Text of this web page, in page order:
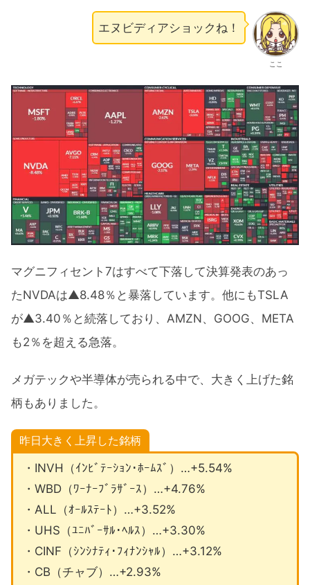
ここ
エヌビディアショックね！
マグニフィセント7はすべて下落して決算発表のあっ
たNVDAは▲8.48％と暴落しています。他にもTSLA
が▲3.40％と続落しており、AMZN、GOOG、META
も2％を超える急落。
メガテックや半導体が売られる中で、大きく上げた銘
柄もありました。
昨日大きく上昇した銘柄
・INVH（ｲﾝﾋﾞﾃｰｼｮﾝ･ﾎｰﾑｽﾞ）…+5.54%
・WBD（ﾜｰﾅｰﾌﾞﾗｻﾞｰｽ）…+4.76%
・ALL（ｵｰﾙｽﾃｰﾄ）…+3.52%
・UHS（ﾕﾆﾊﾞｰｻﾙ･ﾍﾙｽ）…+3.30%
・CINF（ｼﾝｼﾅﾃｨ･ﾌｨﾅﾝｼｬﾙ）…+3.12%
・CB（チャブ）…+2.93%